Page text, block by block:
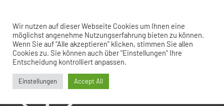
springen
Hinter
den
Kulissen
agil
weiter
gedacht
Wir nutzen auf dieser Webseite Cookies um Ihnen eine
möglichst angenehme Nutzungserfahrung bieten zu können.
Wenn Sie auf "Alle akzeptieren" klicken, stimmen Sie allen
Cookies zu. Sie können auch über "Einstellungen" Ihre
Entscheidung kontrolliert anpassen.
Einstellungen Accept All